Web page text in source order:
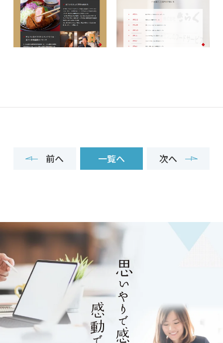
前へ 一覧へ 次へ